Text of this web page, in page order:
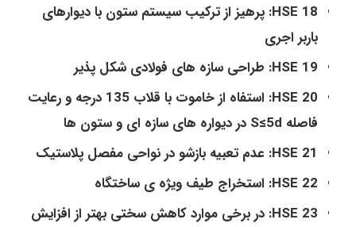
HSE 18: پرهیز از ترکیب سیستم ستون با دیوارهای
باربر اجری
HSE 19: طراحی سازه های فولادی شکل پذیر
HSE 20: استفاه از خاموت با قلاب 135 درجه و رعایت
فاصله S≤5d در دیواره های سازه ای و ستون ها
HSE 21: عدم تعبیه بازشو در نواحی مفصل پلاستیک
HSE 22: استخراج طیف ویژه ی ساختگاه
HSE 23: در برخی موارد کاهش سختی بهتر از افزایش